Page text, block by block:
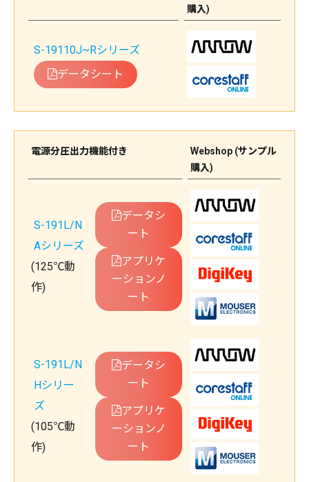
購入)
S-19110J~Rシリーズ
データシート
電源分圧出力機能付き
Webshop (サンプル
購入)
S-191L/N
Aシリーズ
(125℃動
作)
データシ
ート
アプリケ
ーションノ
ート
S-191L/N
Hシリー
ズ
(105℃動
作)
データシ
ート
アプリケ
ーションノ
ート